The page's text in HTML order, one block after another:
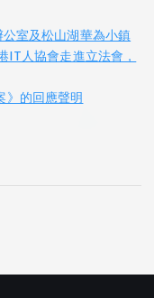
室及松山湖華為小鎮
IT人協會走進立法會，
》的回應聲明